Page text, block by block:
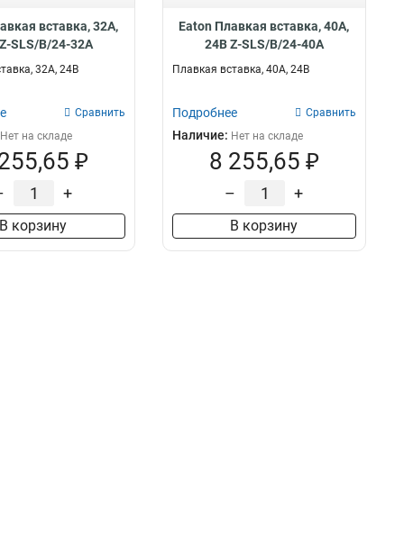
вставка, 32А,
SLS/B/24-32A
32А, 24В
Сравнить
Нет на складе
₽
+
В корзину
Eaton Плавкая вставка, 40А,
24В Z-SLS/B/24-40A
Плавкая вставка, 40А, 24В
Подробнее Сравнить
Наличие: Нет на складе
8 255,65 ₽
– +
В корзину